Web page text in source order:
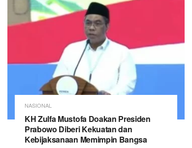
NASIONAL
KH Zulfa Mustofa Doakan Presiden
Prabowo Diberi Kekuatan dan
Kebijaksanaan Memimpin Bangsa